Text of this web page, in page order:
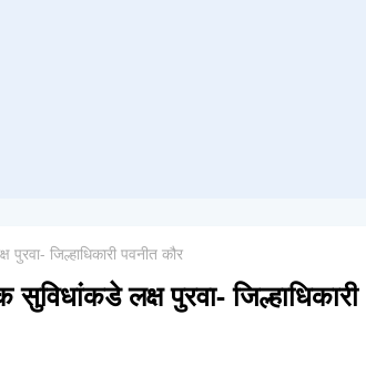
जिल्हाधिकारी पवनीत कौर
सुविधांकडे लक्ष पुरवा- जिल्हाधिकारी